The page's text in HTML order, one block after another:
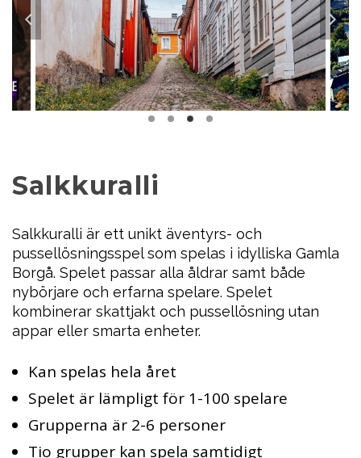
Salkkuralli
Salkkuralli är ett unikt äventyrs- och
pussellösningsspel som spelas i idylliska Gamla
Borgå. Spelet passar alla åldrar samt både
nybörjare och erfarna spelare. Spelet
kombinerar skattjakt och pussellösning utan
appar eller smarta enheter.
Kan spelas hela året
Spelet är lämpligt för 1-100 spelare
Grupperna är 2-6 personer
Tio grupper kan spela samtidigt